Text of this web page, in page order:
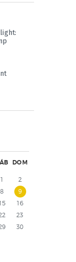
DOM
1
2
8
9
16
23
30